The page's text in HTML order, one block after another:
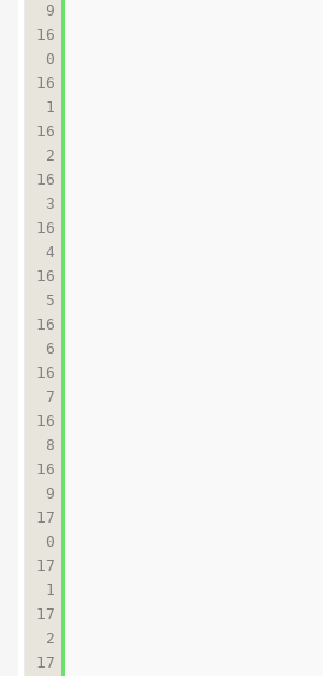
9
16
0
16
1
16
2
16
3
16
4
16
5
16
6
16
7
16
8
16
9
17
0
17
1
17
2
17